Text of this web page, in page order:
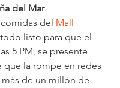
del Mar.
del Mall
todo listo para que el
5 PM, se presente
que la rompe en redes
de un millón de